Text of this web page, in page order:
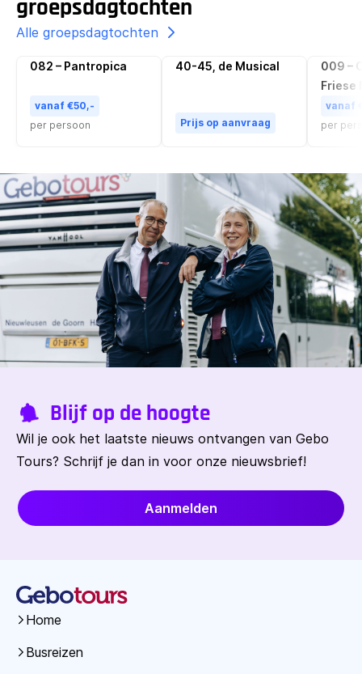
groepsdagtochten
Alle groepsdagtochten
082 – Pantropica
vanaf €50,-
per persoon
40-45, de Musical
Prijs op aanvraag
009 –
Friese
vanaf
per
Blijf op de hoogte
Wil je ook het laatste nieuws ontvangen van Gebo
Tours? Schrijf je dan in voor onze nieuwsbrief!
Aanmelden
Home
Busreizen